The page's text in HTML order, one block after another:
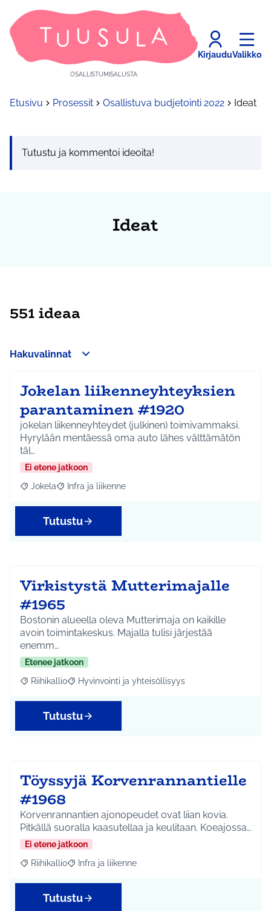
OSALLISTUMISALUSTA
KirjauduValikko
Etusivu Prosessit Osallistuva budjetointi 2022 Ideat
Tutustu ja kommentoi ideoita!
Ideat
551 ideaa
Hakuvalinnat
Jokelan liikenneyhteyksien
parantaminen #1920
jokelan liikenneyhteydet (julkinen) toimivammaksi.
Hyrylään mentäessä oma auto lähes välttämätön
täl…
Ei etene jatkoon
Rajaa tulokset aihepiirin mukaan: Jokela
Jokela Rajaa tulokset teeman mukaan: Infra ja liikenne
Infra ja liikenne
Tutustu
Virkistystä Mutterimajalle
#1965
Bostonin alueella oleva Mutterimaja on kaikille
avoin toimintakeskus. Majalla tulisi järjestää
enemm…
Etenee jatkoon
Rajaa tulokset aihepiirin mukaan: Riihikallio
Riihikallio Rajaa tulokset teeman mukaan: Hyvinvointi ja
Hyvinvointi ja yhteisöllisyys
Tutustu
Töyssyjä Korvenrannantielle
#1968
Korvenrannantien ajonopeudet ovat liian kovia.
Pitkällä suoralla kaasutellaa ja keulitaan. Koeajossa…
Ei etene jatkoon
Rajaa tulokset aihepiirin mukaan: Riihikallio
Riihikallio Rajaa tulokset teeman mukaan: Infra ja liikenne
Infra ja liikenne
Tutustu